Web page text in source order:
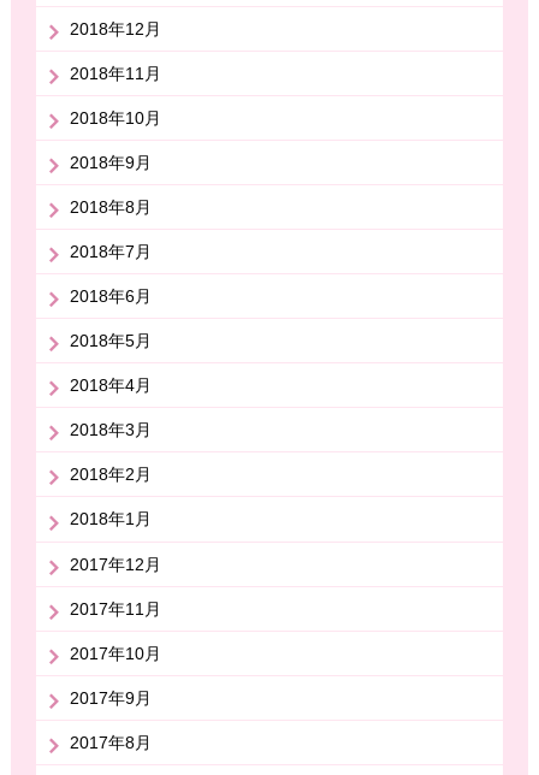
2018年12月
2018年11月
2018年10月
2018年9月
2018年8月
2018年7月
2018年6月
2018年5月
2018年4月
2018年3月
2018年2月
2018年1月
2017年12月
2017年11月
2017年10月
2017年9月
2017年8月